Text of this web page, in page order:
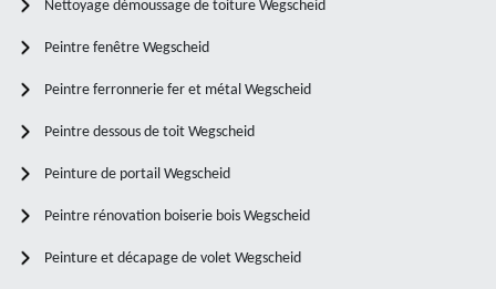
Nettoyage démoussage de toiture Wegscheid
Peintre fenêtre Wegscheid
Peintre ferronnerie fer et métal Wegscheid
Peintre dessous de toit Wegscheid
Peinture de portail Wegscheid
Peintre rénovation boiserie bois Wegscheid
Peinture et décapage de volet Wegscheid